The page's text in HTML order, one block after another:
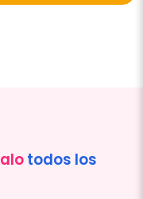
todos los